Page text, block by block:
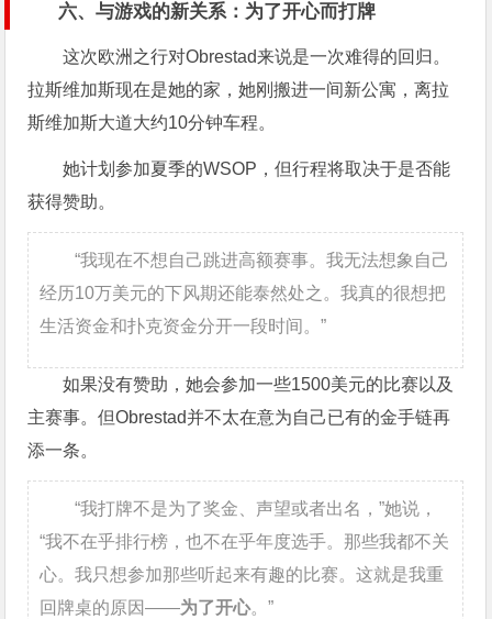
六、与游戏的新关系：为了开心而打牌
这次欧洲之行对Obrestad来说是一次难得的回归。
拉斯维加斯现在是她的家，她刚搬进一间新公寓，离拉
斯维加斯大道大约10分钟车程。
她计划参加夏季的WSOP，但行程将取决于是否能
获得赞助。
“我现在不想自己跳进高额赛事。我无法想象自己
经历10万美元的下风期还能泰然处之。我真的很想把
生活资金和扑克资金分开一段时间。”
如果没有赞助，她会参加一些1500美元的比赛以及
主赛事。但Obrestad并不太在意为自己已有的金手链再
添一条。
“我打牌不是为了奖金、声望或者出名，”她说，
“我不在乎排行榜，也不在乎年度选手。那些我都不关
心。我只想参加那些听起来有趣的比赛。这就是我重
回牌桌的原因——为了开心。”